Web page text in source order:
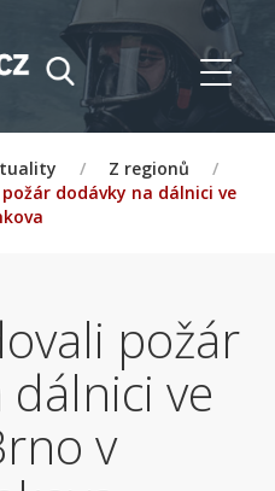
/ Z regionů
/
dodávky na dálnici ve
požár
ve
v